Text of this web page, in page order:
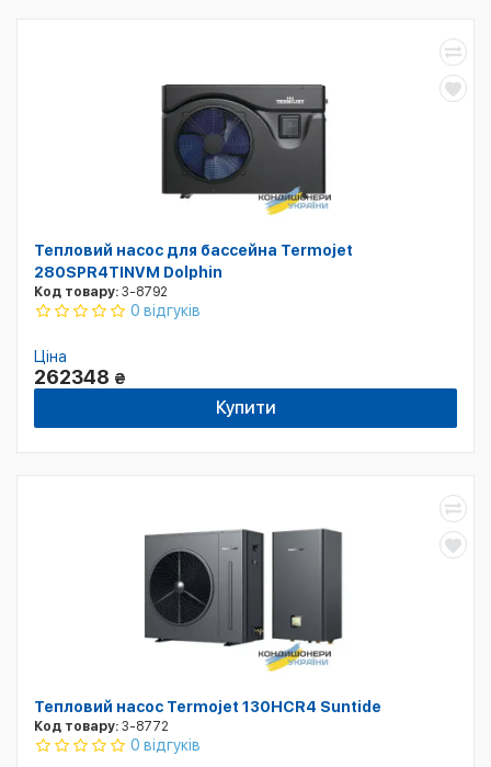
Тепловий насос для бассейна Termojet
280SPR4TINVM Dolphin
Код товару: 3-8792
0 відгуків
Ціна
262348 ₴
Купити
Тепловий насос Termojet 130HCR4 Suntide
Код товару: 3-8772
0 відгуків